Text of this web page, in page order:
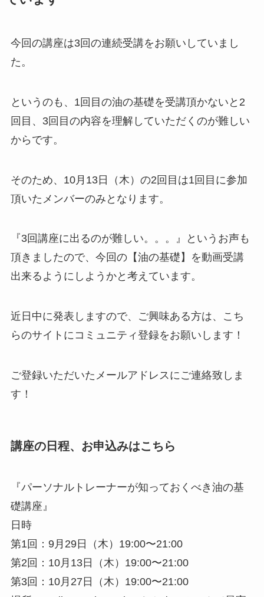
今回の講座は3回の連続受講をお願いしていまし
た。
というのも、1回目の油の基礎を受講頂かないと2
回目、3回目の内容を理解していただくのが難しい
からです。
そのため、10月13日（木）の2回目は1回目に参加
頂いたメンバーのみとなります。
『3回講座に出るのが難しい。。。』というお声も
頂きましたので、今回の【油の基礎】を動画受講
出来るようにしようかと考えています。
近日中に発表しますので、ご興味ある方は、こち
らのサイトにコミュニティ登録をお願いします！
ご登録いただいたメールアドレスにご連絡致しま
す！
講座の日程、お申込みはこちら
『パーソナルトレーナーが知っておくべき油の基
礎講座』
日時
第1回：9月29日（木）19:00〜21:00
第2回：10月13日（木）19:00〜21:00
第3回：10月27日（木）19:00〜21:00